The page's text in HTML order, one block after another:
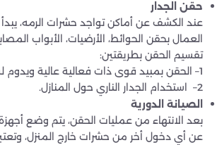
حقن الجدار
عند الكشف عن أماكن تواجد حشرات الرمه،
العمال بحقن الحوائط، الأرضيات، الأبواب
تقسيم الحقن بطريقتين:
1– الحقن بمبيد قوى ذات فعالية عالية ويدوم لسنوات طويلة.
2– استخدام الجدار الناري حول المنازل.
الصيانة الدورية
بعد الانتهاء من عمليات الحقن، يتم وضع
عن أي دخول أخر من حشرات خارج المنزل،